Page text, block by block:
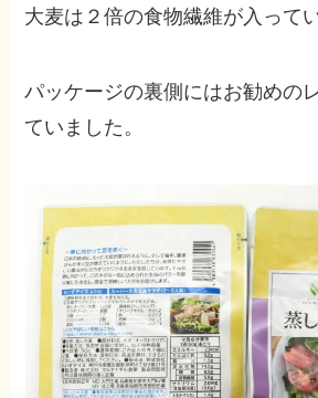
大麦は２倍の食物繊維が入って
パッケージの裏側にはお勧めの
ていました。